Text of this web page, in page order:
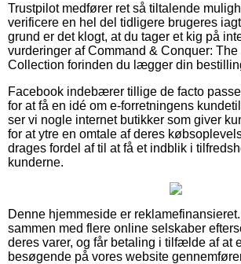
Trustpilot medfører ret så tiltalende
verificere en hel del tidligere brugeres
grund er det klogt, at du tager et kig på
vurderinger af Command & Conquer:
Collection forinden du lægger din
Facebook indebærer tillige de facto
for at få en idé om e-forretningens
ser vi nogle internet butikker som giver
for at ytre en omtale af deres
drages fordel af til at få et indblik i
kunderne.
Denne hjemmeside er
sammen med flere online selskaber
deres varer, og får betaling i tilfælde af at
besøgende på vores website